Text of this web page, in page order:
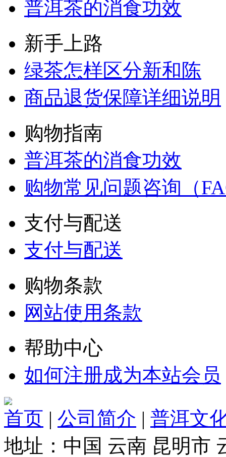
普洱茶的消食功效
新手上路
绿茶怎样区分新和陈
商品退货保障详细说明
购物指南
普洱茶的消食功效
购物常见问题咨询（
支付与配送
支付与配送
购物条款
网站使用条款
帮助中心
如何注册成为本站会员
首页 | 公司简介 | 普洱文
地址：中国 云南 昆明市